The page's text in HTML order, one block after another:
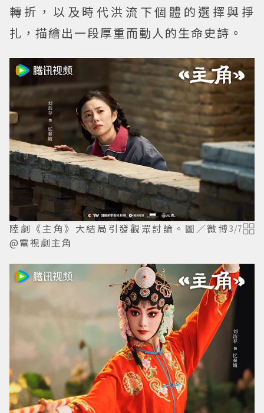
轉折，以及時代洪流下個體的選擇與掙
扎，描繪出一段厚重而動人的生命史詩。
陸劇《主角》大結局引發觀眾討論。圖／微博
@電視劇主角
3/7